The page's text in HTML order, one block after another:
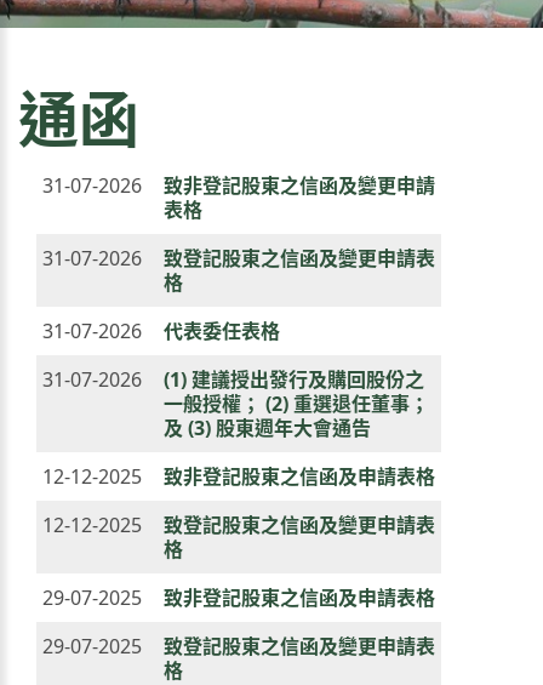
通函
31-07-2026
致非登記股東之信函及變更申請
表格
31-07-2026
致登記股東之信函及變更申請表
格
31-07-2026
代表委任表格
31-07-2026
(1) 建議授出發行及購回股份之
一般授權； (2) 重選退任董事；
及 (3) 股東週年大會通告
12-12-2025
致非登記股東之信函及申請表格
12-12-2025
致登記股東之信函及變更申請表
格
29-07-2025
致非登記股東之信函及申請表格
29-07-2025
致登記股東之信函及變更申請表
格